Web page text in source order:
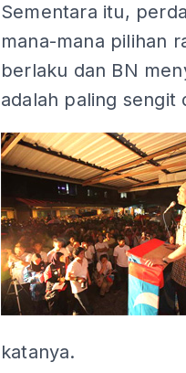
Sementara itu,
mana-mana pilihan
berlaku dan BN
adalah paling sengit
katanya.